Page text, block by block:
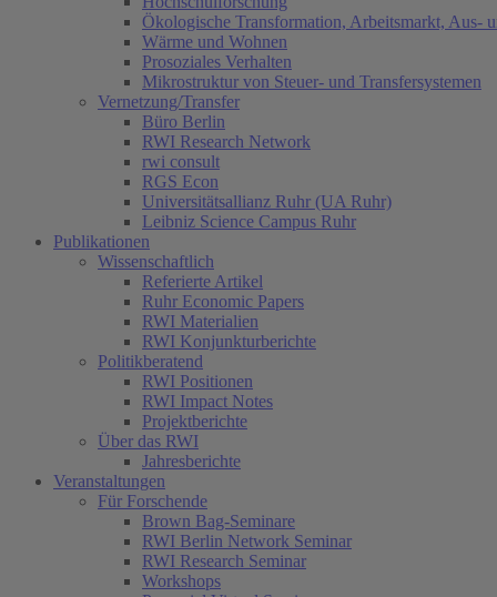
Ökologische Transformation, Arbeitsmarkt, Aus-
Wärme und Wohnen
Prosoziales Verhalten
Mikrostruktur von Steuer- und Transfersystemen
Vernetzung/Transfer
Büro Berlin
RWI Research Network
rwi consult
RGS Econ
Universitätsallianz Ruhr (UA Ruhr)
Leibniz Science Campus Ruhr
Publikationen
Wissenschaftlich
Referierte Artikel
Ruhr Economic Papers
RWI Materialien
RWI Konjunkturberichte
Politikberatend
RWI Positionen
RWI Impact Notes
Projektberichte
Über das RWI
Jahresberichte
Veranstaltungen
Für Forschende
Brown Bag-Seminare
RWI Berlin Network Seminar
RWI Research Seminar
Workshops